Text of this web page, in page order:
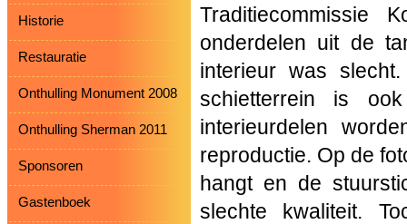
Historie
Restauratie
Onthulling Monument 2008
Onthulling Sherman 2011
Sponsoren
Gastenboek
Traditiecommissie
onderdelen uit de
interieur was
schietterrein is
interieurdelen
reproductie. Op de
hangt en de
slechte kwaliteit.